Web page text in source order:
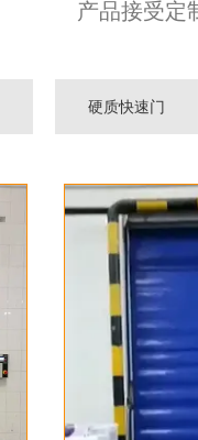
产品接受定
硬质快速门